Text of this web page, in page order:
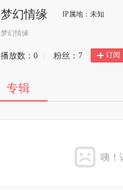
梦幻情缘 IP属地：未知
梦幻情缘
播放数： 0 粉丝： 7 订阅
专辑
咦！